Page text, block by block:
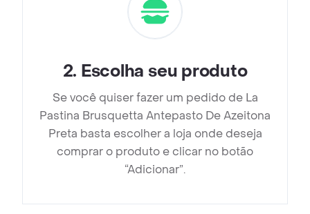
2. Escolha seu produto
Se você quiser fazer um pedido de La
Pastina Brusquetta Antepasto De Azeitona
Preta basta escolher a loja onde deseja
comprar o produto e clicar no botão
“Adicionar”.